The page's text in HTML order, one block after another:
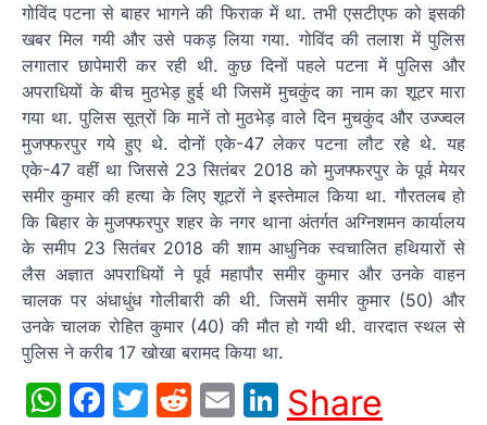
गोविंद पटना से बाहर भागने की फिराक में था. तभी एसटीएफ को इसकी
खबर मिल गयी और उसे पकड़ लिया गया. गोविंद की तलाश में पुलिस
लगातार छापेमारी कर रही थी. कुछ दिनों पहले पटना में पुलिस और
अपराधियों के बीच मुठभेड़ हुई थी जिसमें मुचकुंद का नाम का शूटर मारा
गया था. पुलिस सूत्रों कि मानें तो मुठभेड़ वाले दिन मुचकुंद और उज्ज्वल
मुजफ्फरपुर गये हुए थे. दोनों एके-47 लेकर पटना लौट रहे थे. यह
एके-47 वहीं था जिससे 23 सितंबर 2018 को मुजफ्फरपुर के पूर्व मेयर
समीर कुमार की हत्या के लिए शूटरों ने इस्तेमाल किया था. गौरतलब हो
कि बिहार के मुजफ्फरपुर शहर के नगर थाना अंतर्गत अग्निशमन कार्यालय
के समीप 23 सितंबर 2018 की शाम आधुनिक स्वचालित हथियारों से
लैस अज्ञात अपराधियों ने पूर्व महापौर समीर कुमार और उनके वाहन
चालक पर अंधाधुंध गोलीबारी की थी. जिसमें समीर कुमार (50) और
उनके चालक रोहित कुमार (40) की मौत हो गयी थी. वारदात स्थल से
पुलिस ने करीब 17 खोखा बरामद किया था.
WhatsApp
Facebook
Twitter
Reddit
EmailLinkedIn
Share